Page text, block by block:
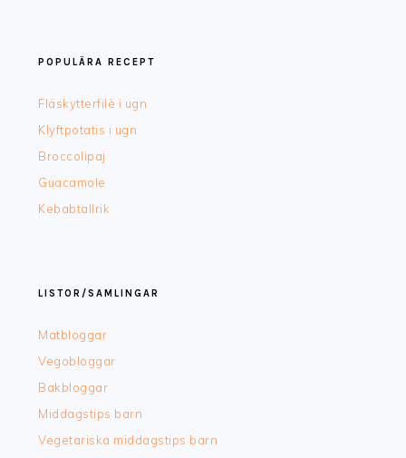
POPULÄRA RECEPT
Fläskytterfilè i ugn
Klyftpotatis i ugn
Broccolipaj
Guacamole
Kebabtallrik
LISTOR/SAMLINGAR
Matbloggar
Vegobloggar
Bakbloggar
Middagstips barn
Vegetariska middagstips barn